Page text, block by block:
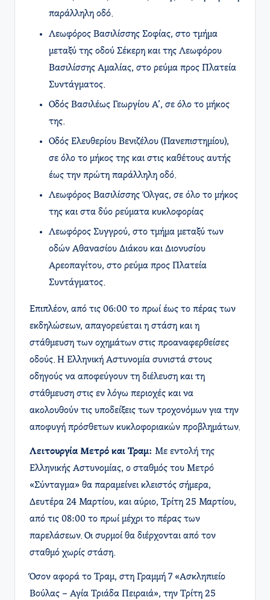
παράλληλη οδό.
Λεωφόρος Βασιλίσσης Σοφίας, στο τμήμα
μεταξύ της οδού Σέκερη και της Λεωφόρου
Βασιλίσσης Αμαλίας, στο ρεύμα προς Πλατεία
Συντάγματος.​
Οδός Βασιλέως Γεωργίου Α’, σε όλο το μήκος
της.
Οδός Ελευθερίου Βενιζέλου (Πανεπιστημίου),
σε όλο το μήκος της και στις καθέτους αυτής
έως την πρώτη παράλληλη οδό.
Λεωφόρος Βασιλίσσης Όλγας, σε όλο το μήκος
της και στα δύο ρεύματα κυκλοφορίας
Λεωφόρος Συγγρού, στο τμήμα μεταξύ των
οδών Αθανασίου Διάκου και Διονυσίου
Αρεοπαγίτου, στο ρεύμα προς Πλατεία
Συντάγματος.
Επιπλέον, από τις 06:00 το πρωί έως το πέρας των
εκδηλώσεων, απαγορεύεται η στάση και η
στάθμευση των οχημάτων στις προαναφερθείσες
οδούς. Η Ελληνική Αστυνομία συνιστά στους
οδηγούς να αποφεύγουν τη διέλευση και τη
στάθμευση στις εν λόγω περιοχές και να
ακολουθούν τις υποδείξεις των τροχονόμων για την
αποφυγή πρόσθετων κυκλοφοριακών προβλημάτων.
Λειτουργία Μετρό και Τραμ: Με εντολή της
Ελληνικής Αστυνομίας, ο σταθμός του Μετρό
«Σύνταγμα» θα παραμείνει κλειστός σήμερα,
Δευτέρα 24 Μαρτίου, και αύριο, Τρίτη 25 Μαρτίου,
από τις 08:00 το πρωί μέχρι το πέρας των
παρελάσεων. Οι συρμοί θα διέρχονται από τον
σταθμό χωρίς στάση.​
Όσον αφορά το Τραμ, στη Γραμμή 7 «Ασκληπιείο
Βούλας – Αγία Τριάδα Πειραιά», την Τρίτη 25